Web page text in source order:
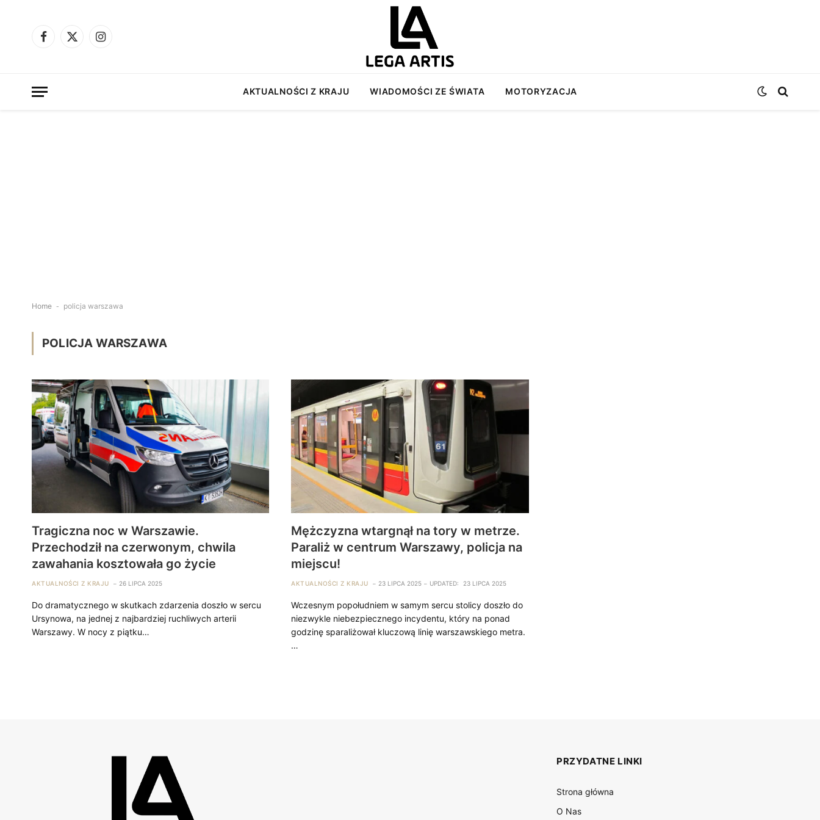
Facebook
X
Instagram
AKTUALNOŚCI Z KRAJU WIADOMOŚCI ZE ŚWIATA MOTORYZACJA
Home - policja warszawa
POLICJA WARSZAWA
Tragiczna noc w Warszawie.
Przechodził na czerwonym, chwila
zawahania kosztowała go życie
AKTUALNOŚCI Z KRAJU 26 LIPCA 2025
Do dramatycznego w skutkach zdarzenia doszło w sercu
Ursynowa, na jednej z najbardziej ruchliwych arterii
Warszawy. W nocy z piątku…
Mężczyzna wtargnął na tory w metrze.
Paraliż w centrum Warszawy, policja na
miejscu!
AKTUALNOŚCI Z KRAJU 23 LIPCA 2025 UPDATED: 23 LIPCA 2025
Wczesnym popołudniem w samym sercu stolicy doszło do
niezwykle niebezpiecznego incydentu, który na ponad
godzinę sparaliżował kluczową linię warszawskiego metra.
…
PRZYDATNE LINKI
Strona główna
O Nas